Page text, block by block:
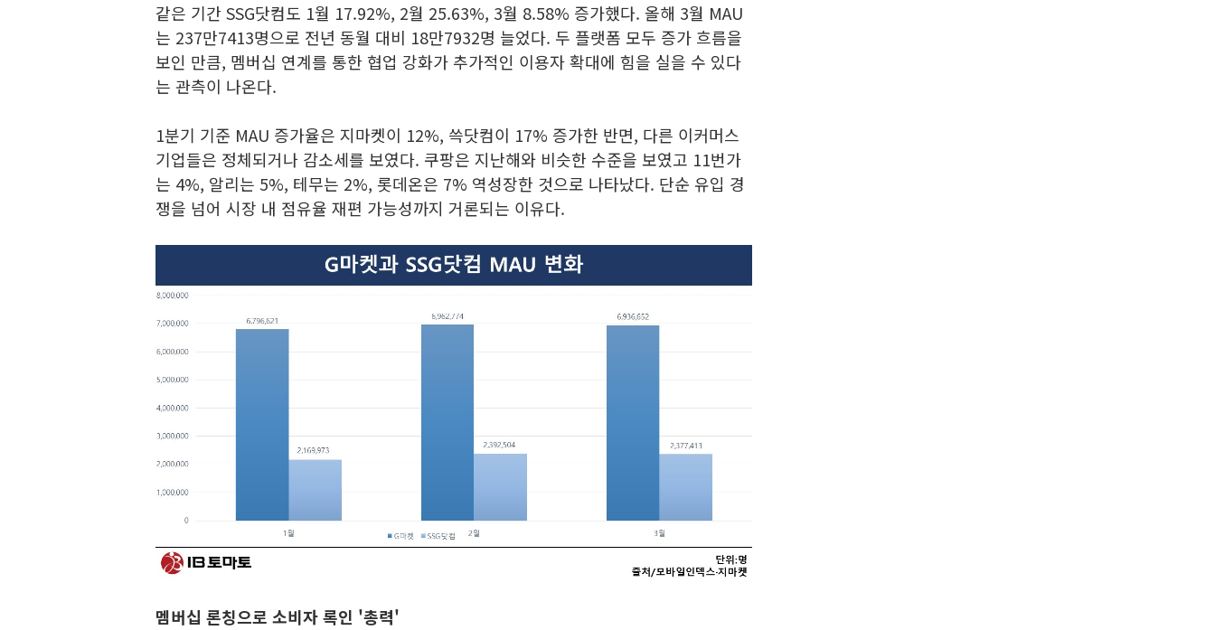
같은 기간 SSG닷컴도 1월 17.92%, 2월 25.63%, 3월 8.58% 증가했다. 올해 3월 MAU
는 237만7413명으로 전년 동월 대비 18만7932명 늘었다. 두 플랫폼 모두 증가 흐름을
보인 만큼, 멤버십 연계를 통한 협업 강화가 추가적인 이용자 확대에 힘을 실을 수 있다
는 관측이 나온다.
1분기 기준 MAU 증가율은 지마켓이 12%, 쓱닷컴이 17% 증가한 반면, 다른 이커머스
기업들은 정체되거나 감소세를 보였다. 쿠팡은 지난해와 비슷한 수준을 보였고 11번가
는 4%, 알리는 5%, 테무는 2%, 롯데온은 7% 역성장한 것으로 나타났다. 단순 유입 경
쟁을 넘어 시장 내 점유율 재편 가능성까지 거론되는 이유다.
멤버십 론칭으로 소비자 록인 '총력'